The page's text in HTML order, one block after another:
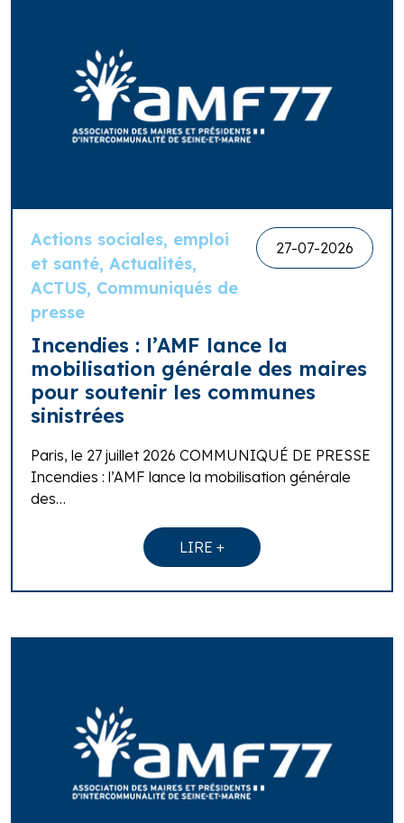
Actions sociales, emploi
et santé, Actualités,
ACTUS, Communiqués de
presse
27-07-2026
Incendies : l’AMF lance la
mobilisation générale des maires
pour soutenir les communes
sinistrées
Paris, le 27 juillet 2026 COMMUNIQUÉ DE PRESSE
Incendies : l’AMF lance la mobilisation générale
des…
LIRE +